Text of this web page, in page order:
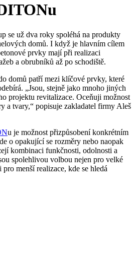
se už dva roky spoléhá na produkty
domů. I když je hlavním cílem
prvky mají při realizaci
a obrubníků až po schodiště.
domů patří mezi klíčové prvky, které
„Jsou, stejně jako mnoho jiných
projektu revitalizace. Oceňuji možnost
a tvary,“ popisuje zakladatel firmy Aleš
u je možnost přizpůsobení konkrétním
o opakující se rozměry nebo naopak
kombinaci funkčnosti, odolnosti a
spolehlivou volbou nejen pro velké
menší realizace, kde se hledá